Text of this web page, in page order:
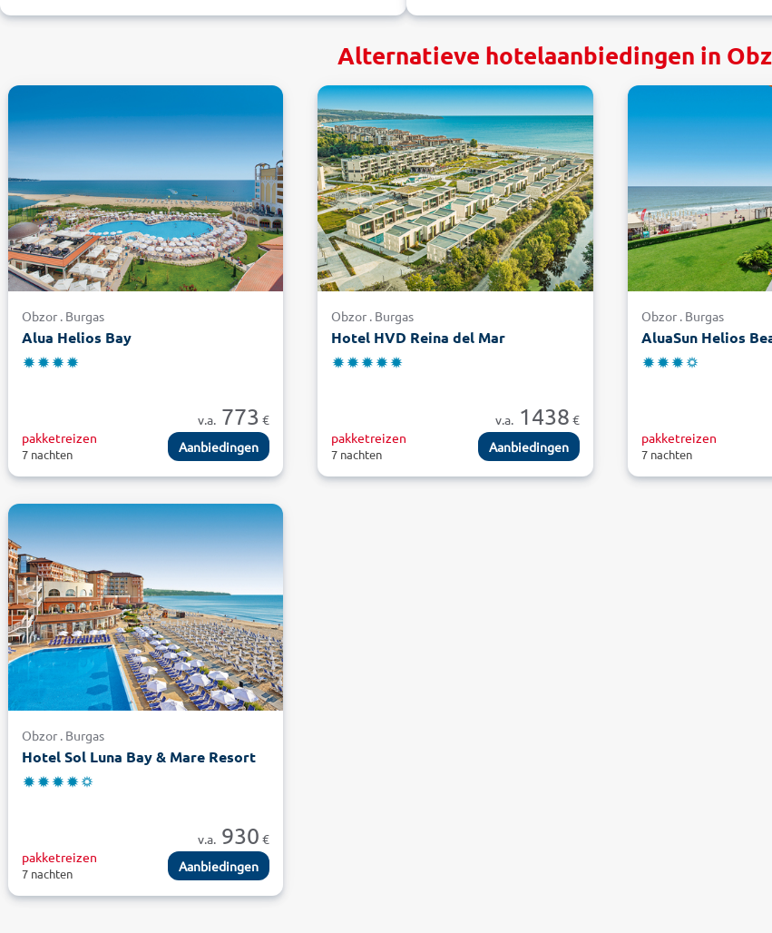
Alternatieve hotelaanbiedingen in
Obzor . Burgas
Alua Helios Bay
v.a. 773 €
pakketreizen
7 nachten Aanbiedingen
Obzor . Burgas
Hotel HVD Reina del Mar
v.a.1438 €
pakketreizen
7 nachten Aanbiedingen
Obzor . Burgas
AluaSun Helios
pakketreizen
7 nachten
Obzor . Burgas
Hotel Sol Luna Bay & Mare Resort
v.a. 930 €
pakketreizen
7 nachten Aanbiedingen